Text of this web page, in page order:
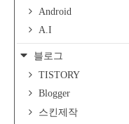
Android
A.I
블로그
TISTORY
Blogger
스킨제작